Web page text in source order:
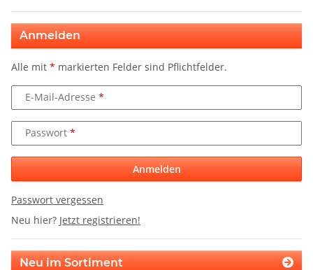
Anmelden
Alle mit * markierten Felder sind Pflichtfelder.
E-Mail-Adresse
Passwort
Anmelden
Passwort vergessen
Neu hier? Jetzt registrieren!
Neu im Sortiment